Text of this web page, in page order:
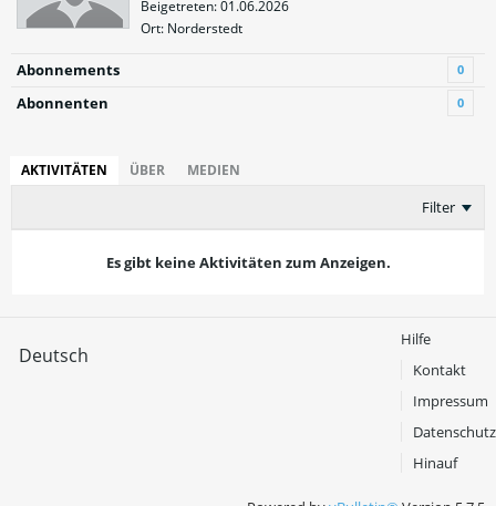
Beigetreten: 01.06.2026
Ort: Norderstedt
Abonnements 0
Abonnenten 0
AKTIVITÄTEN ÜBER MEDIEN
Filter
Es gibt keine Aktivitäten zum Anzeigen.
Deutsch
Hilfe
Kontakt
Impressum
Datenschutz
Hinauf